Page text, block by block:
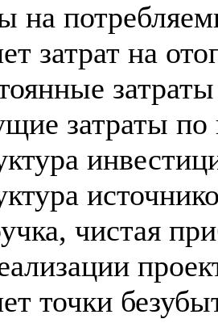
на
затрат на
затраты
затраты по
чистая
точки